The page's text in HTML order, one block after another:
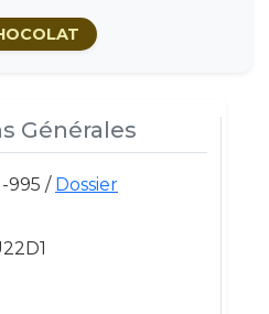
Générales
-995 / Dossier